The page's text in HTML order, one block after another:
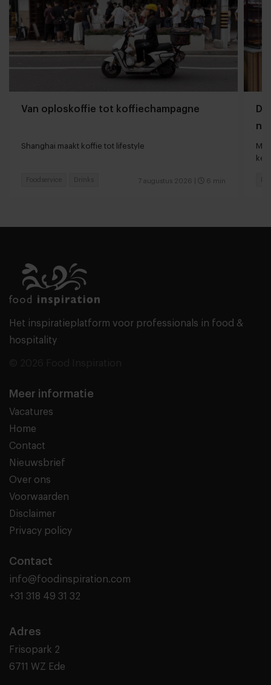
Van oploskoffie tot koffiechampagne
Shanghai maakt koffie tot lifestyle
7 augustus 2026 6 min
Foodservice Drinks
Het inspiratieplatform voor professionals in food &
hospitality
Meer informatie
Vacatures
Home
Contact
Nieuwsbrief
Over ons
Voorwaarden
Disclaimer
Privacy policy
Contact
info@foodinspiration.com
+31 318 49 31 32
Adres
Frisopark 2
6711 WZ Ede